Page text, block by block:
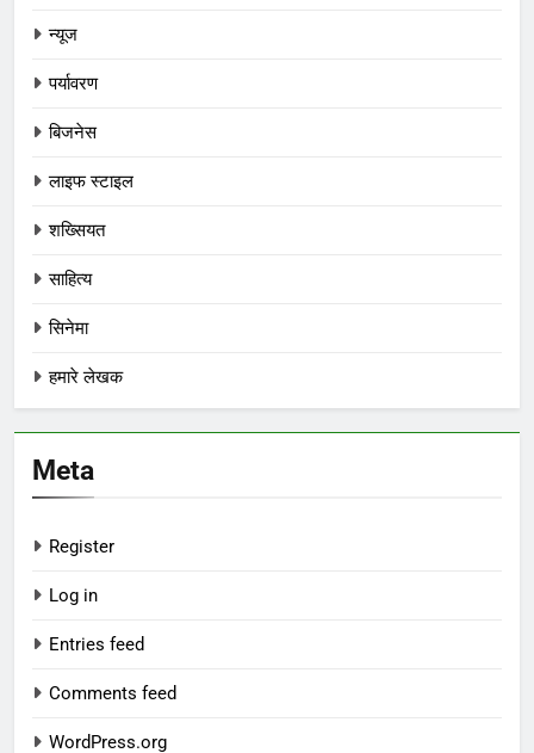
न्यूज
पर्यावरण
बिजनेस
लाइफ स्टाइल
शख्सियत
साहित्य
सिनेमा
हमारे लेखक
Meta
Register
Log in
Entries feed
Comments feed
WordPress.org